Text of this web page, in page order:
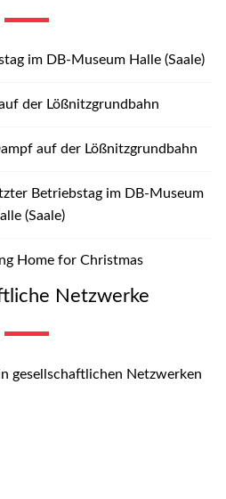
im DB-Museum Halle (Saale)
der Lößnitzgrundbahn
auf der Lößnitzgrundbahn
Betriebstag im DB-Museum
(Saale)
Home for Christmas
Netzwerke
gesellschaftlichen Netzwerken